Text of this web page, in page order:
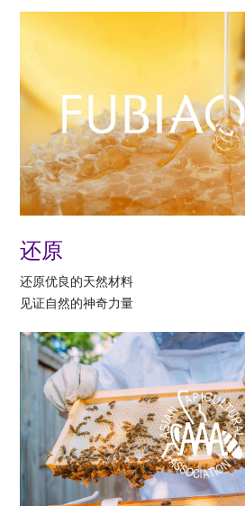
还原
还原优良的天然材料
见证自然的神奇力量